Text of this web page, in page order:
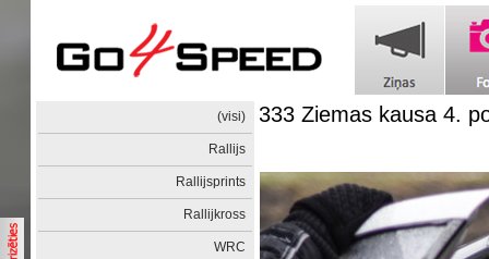
(visi)
Rallijs
Rallijsprints
Rallijkross
WRC
333 Ziemas kausa 4.